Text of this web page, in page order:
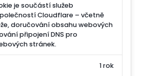
je součástí služeb
Cloudflare – včetně
doručování obsahu webových
připojení DNS pro
stránek.
1 rok